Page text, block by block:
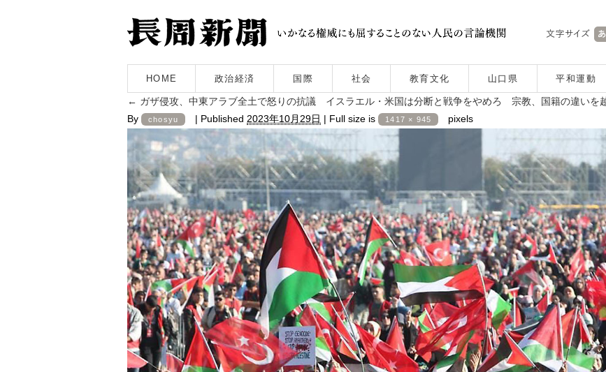
HOME 政治経済 国際 社会 教育文化 山口県 平和運動
← ガザ侵攻、中東アラブ全土で怒りの抗議 イスラエル・米国は分断と戦争をやめろ 宗教、国籍の違いを
By
chosyu | Published 2023年10月29日 | Full size is 1417 × 945 pixels